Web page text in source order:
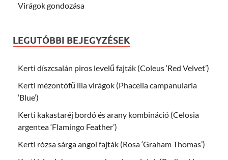
Virágok gondozása
LEGUTÓBBI BEJEGYZÉSEK
Kerti díszcsalán piros levelű fajták (Coleus ‘Red Velvet’)
Kerti mézontófű lila virágok (Phacelia campanularia
‘Blue’)
Kerti kakastaréj bordó és arany kombináció (Celosia
argentea ‘Flamingo Feather’)
Kerti rózsa sárga angol fajták (Rosa ‘Graham Thomas’)